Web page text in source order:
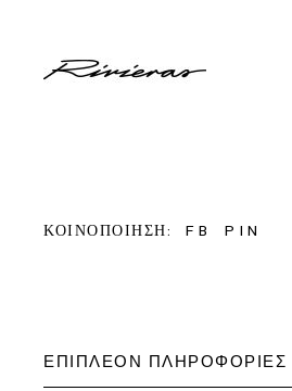
ΚΟΙΝΟΠΟΙΗΣΗ: FB PIN
ΕΠΙΠΛΈΟΝ ΠΛΗΡΟΦΟΡΊΕΣ